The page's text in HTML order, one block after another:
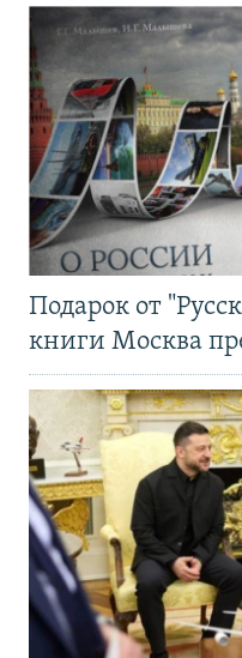
Подарок от
книги Москва